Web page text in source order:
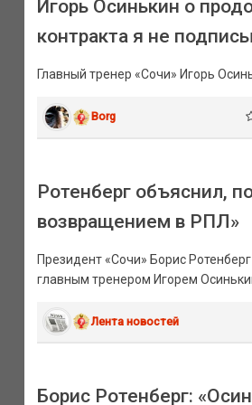
Игорь Осинькин о
контракта я не
Главный тренер «Сочи» Игорь
Borg
Ротенберг объяснил,
возвращением в РПЛ»
Президент «Сочи» Борис
главным тренером Игорем
Лента новостей
Борис Ротенберг: